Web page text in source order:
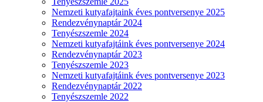
Nemzeti kutyafajtaink éves pontversenye 2025
Rendezvénynaptár 2024
Tenyészszemle 2024
Nemzeti kutyafajtáink éves pontversenye 2024
Rendezvénynaptár 2023
Tenyészszemle 2023
Nemzeti kutyafajtáink éves pontversenye 2023
Rendezvénynaptár 2022
Tenyészszemle 2022